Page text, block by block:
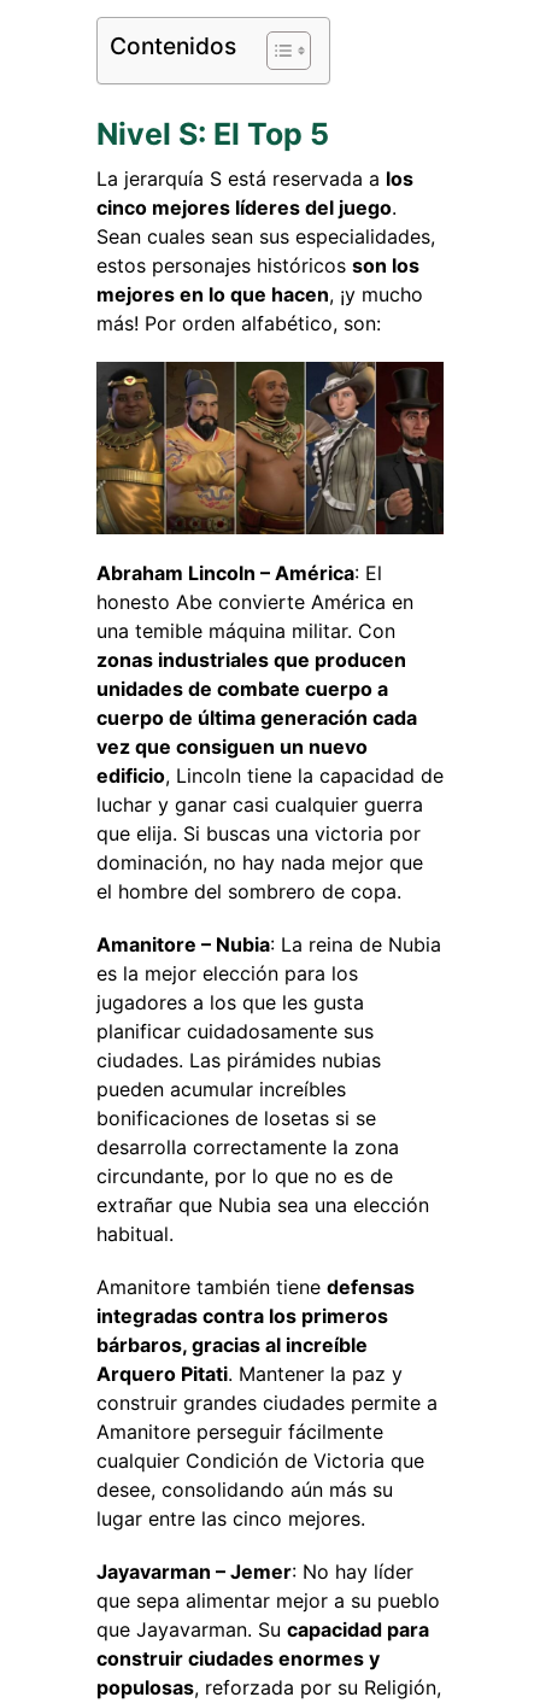
Contenidos
Nivel S: El Top 5
La jerarquía S está reservada a los
cinco mejores líderes del juego.
Sean cuales sean sus especialidades,
estos personajes históricos son los
mejores en lo que hacen, ¡y mucho
más! Por orden alfabético, son:
Abraham Lincoln – América: El
honesto Abe convierte América en
una temible máquina militar. Con
zonas industriales que producen
unidades de combate cuerpo a
cuerpo de última generación cada
vez que consiguen un nuevo
edificio, Lincoln tiene la capacidad de
luchar y ganar casi cualquier guerra
que elija. Si buscas una victoria por
dominación, no hay nada mejor que
el hombre del sombrero de copa.
Amanitore – Nubia: La reina de Nubia
es la mejor elección para los
jugadores a los que les gusta
planificar cuidadosamente sus
ciudades. Las pirámides nubias
pueden acumular increíbles
bonificaciones de losetas si se
desarrolla correctamente la zona
circundante, por lo que no es de
extrañar que Nubia sea una elección
habitual.
Amanitore también tiene defensas
integradas contra los primeros
bárbaros, gracias al increíble
Arquero Pitati. Mantener la paz y
construir grandes ciudades permite a
Amanitore perseguir fácilmente
cualquier Condición de Victoria que
desee, consolidando aún más su
lugar entre las cinco mejores.
Jayavarman – Jemer: No hay líder
que sepa alimentar mejor a su pueblo
que Jayavarman. Su capacidad para
construir ciudades enormes y
populosas, reforzada por su Religión,